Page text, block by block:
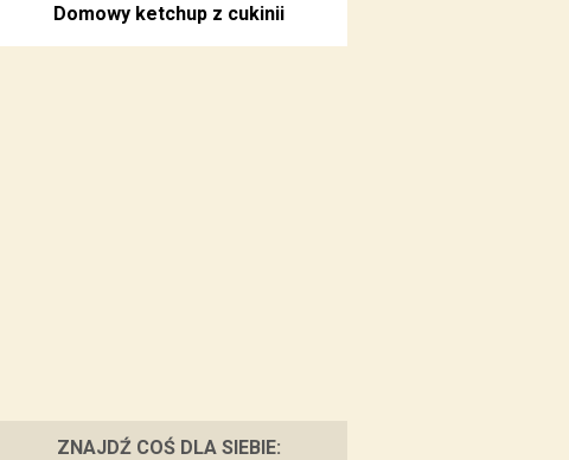
Domowy ketchup z cukinii
ZNAJDŹ COŚ DLA SIEBIE: